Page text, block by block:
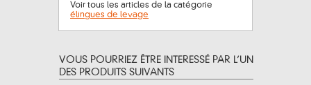
Voir tous les articles de la catégorie
élingues de levage
VOUS POURRIEZ ÊTRE INTERESSÉ PAR L’UN
DES PRODUITS SUIVANTS